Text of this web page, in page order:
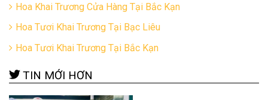
Hoa Khai Trương Cửa Hàng Tại Bắc Kạn
Hoa Tươi Khai Trương Tại Bạc Liêu
Hoa Tươi Khai Trương Tại Bắc Kạn
TIN MỚI HƠN